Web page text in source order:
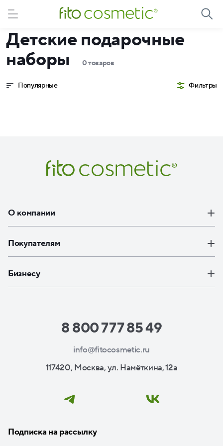
Детские подарочные
наборы
0 товаров
Популярные Фильтры
О компании
Покупателям
Бизнесу
8 800 777 85 49
info@fitocosmetic.ru
117420, Москва, ул. Намёткина, 12а
Подписка на рассылку